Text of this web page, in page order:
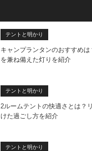
テントと明かり
キャンプランタンのおすすめ
を兼ね備えた灯りを紹介
テントと明かり
2ルームテントの快適さとは？
けた過ごし方を紹介
テントと明かり